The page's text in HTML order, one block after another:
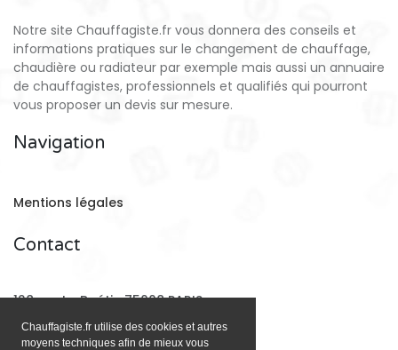
Chauffagiste.fr utilise des cookies et autres
moyens techniques afin de mieux vous
Notre site Chauffagiste.fr vous donnera des conseils et
informations pratiques sur le changement de chauffage,
chaudière ou radiateur par exemple mais aussi un annuaire
de chauffagistes, professionnels et qualifiés qui pourront
vous proposer un devis sur mesure.
Navigation
Mentions légales
Contact
128 rue La Boétie 75008 PARIS